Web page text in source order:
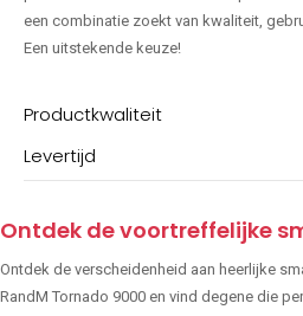
een combinatie zoekt van kwaliteit,
Een uitstekende keuze!
Productkwaliteit
Levertijd
Ontdek de voortreffelijke
Ontdek de verscheidenheid aan heerlijke
RandM Tornado 9000 en vind degene die